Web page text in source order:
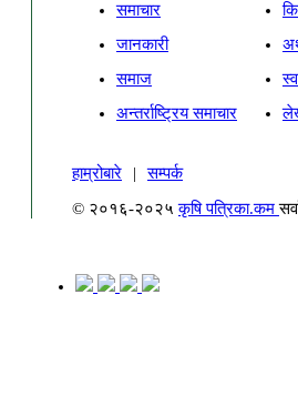
समाचार
जानकारी
समाज
अन्तर्राष्ट्रिय समाचार
हाम्रोबारे |
सम्पर्क
© २०१६-२०२५कृषि पत्रिका.कम